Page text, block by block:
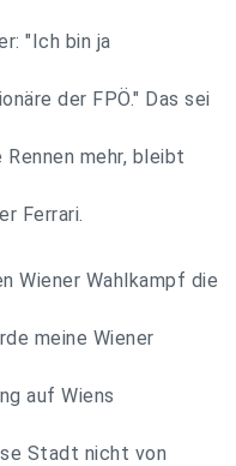
"Ich bin ja
der FPÖ." Das sei
mehr, bleibt
Ferrari.
Wiener Wahlkampf die
meine Wiener
auf Wiens
Stadt nicht von